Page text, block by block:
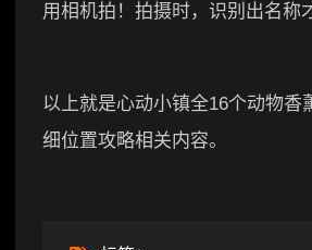
用相机拍！拍摄时，识别出名称
以上就是心动小镇全16个动物香
细位置攻略相关内容。